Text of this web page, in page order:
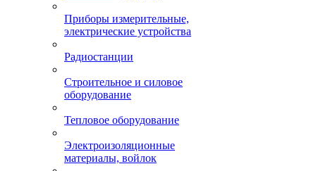
Приборы измерительные,
электрические устройства
Радиостанции
Строительное и силовое
оборудование
Тепловое оборудование
Электроизоляционные
материалы, войлок